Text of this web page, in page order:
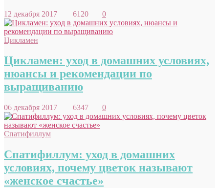
12 декабря 2017 6120 0
Цикламен
Цикламен: уход в домашних условиях,
нюансы и рекомендации по
выращиванию
06 декабря 2017 6347 0
Спатифиллум
Спатифиллум: уход в домашних
условиях, почему цветок называют
«женское счастье»